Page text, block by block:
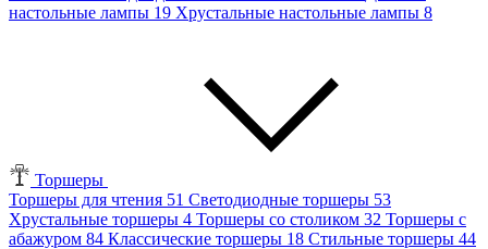
настольные лампы 19 Хрустальные настольные лампы 8
Торшеры
Торшеры для чтения 51 Светодиодные торшеры 53
Хрустальные торшеры 4 Торшеры со столиком 32 Торшеры с
абажуром 84 Классические торшеры 18 Стильные торшеры 44